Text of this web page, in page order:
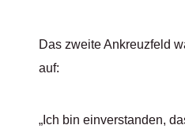
Das zweite Ankreuzfeld
auf:
„Ich bin einverstanden,